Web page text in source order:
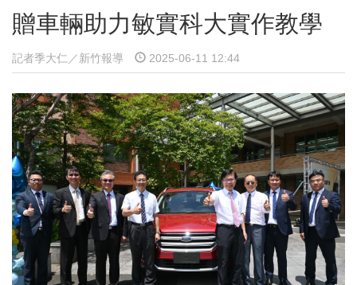
贈車輛助力敏實科大實作教學
記者季大仁／新竹報導 2025-06-11 12:44